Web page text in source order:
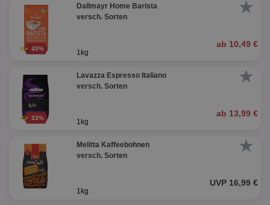
★
45%
Dallmayr Home Barista
versch. Sorten
ab 10,49 €
1kg
★
33%
Lavazza Espresso Italiano
versch. Sorten
ab 13,99 €
1kg
★
Melitta Kaffeebohnen
versch. Sorten
UVP 16,99 €
1kg